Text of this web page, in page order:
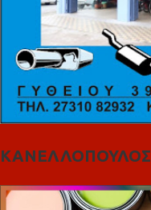
ΚΑΝΕΛΛΟΠΟΥΛΟΣ